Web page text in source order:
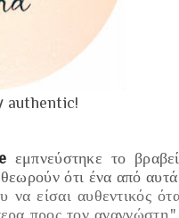
authentic!
εμπνεύστηκε το
ότι ένα από
είσαι αυθεντικός
προς τον